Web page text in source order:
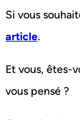
Si vous
article.
Et vous, êtes-
vous pensé ?